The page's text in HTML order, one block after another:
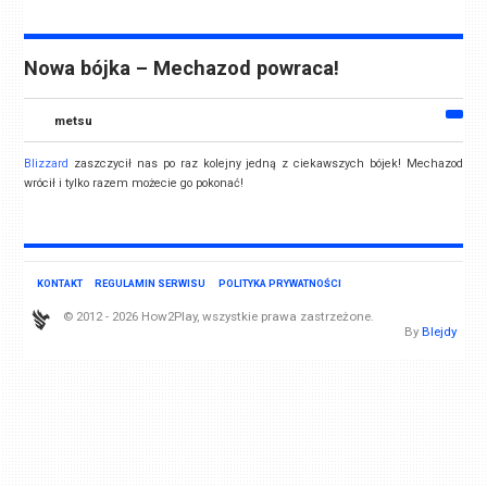
Nowa bójka – Mechazod powraca!
metsu
Blizzard zaszczycił nas po raz kolejny jedną z ciekawszych bójek! Mechazod
wrócił i tylko razem możecie go pokonać!
KONTAKT REGULAMIN SERWISU POLITYKA PRYWATNOŚCI
© 2012 - 2026 How2Play, wszystkie prawa zastrzeżone.
By Blejdy